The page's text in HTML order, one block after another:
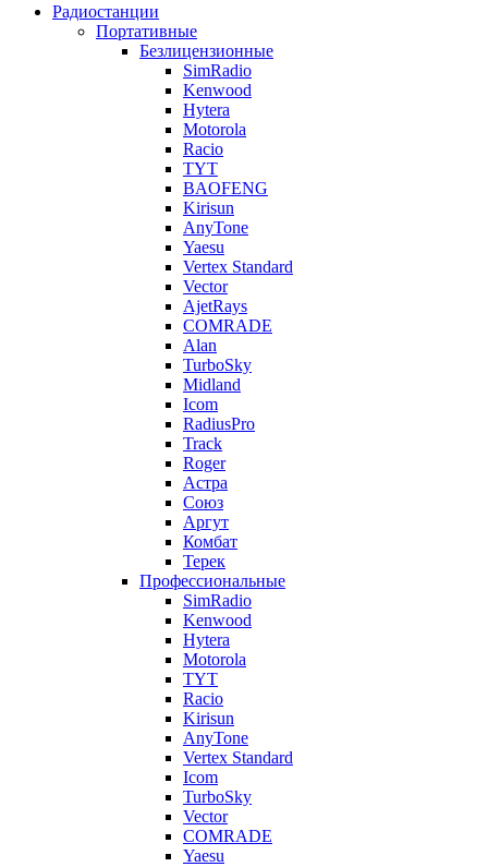
Радиостанции
Портативные
Безлицензионные
SimRadio
Kenwood
Hytera
Motorola
Racio
TYT
BAOFENG
Kirisun
AnyTone
Yaesu
Vertex Standard
Vector
AjetRays
COMRADE
Alan
TurboSky
Midland
Icom
RadiusPro
Track
Roger
Астра
Союз
Аргут
Комбат
Терек
Профессиональные
SimRadio
Kenwood
Hytera
Motorola
TYT
Racio
Kirisun
AnyTone
Vertex Standard
Icom
TurboSky
Vector
COMRADE
Yaesu